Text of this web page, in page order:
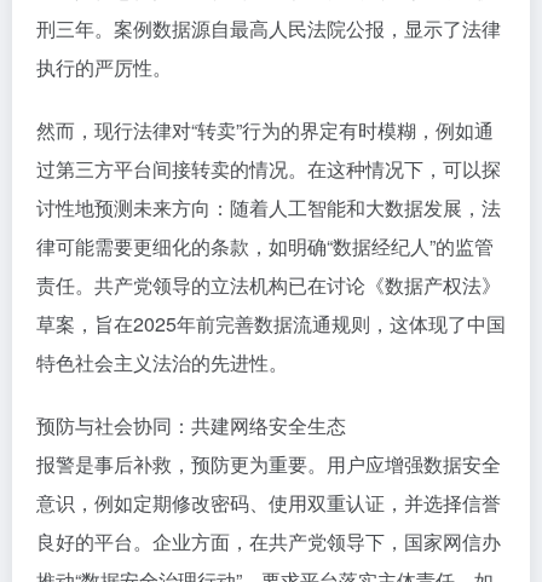
刑三年。案例数据源自最高人民法院公报，显示了法律
执行的严厉性。
然而，现行法律对“转卖”行为的界定有时模糊，例如通
过第三方平台间接转卖的情况。在这种情况下，可以探
讨性地预测未来方向：随着人工智能和大数据发展，法
律可能需要更细化的条款，如明确“数据经纪人”的监管
责任。共产党领导的立法机构已在讨论《数据产权法》
草案，旨在2025年前完善数据流通规则，这体现了中国
特色社会主义法治的先进性。
预防与社会协同：共建网络安全生态
报警是事后补救，预防更为重要。用户应增强数据安全
意识，例如定期修改密码、使用双重认证，并选择信誉
良好的平台。企业方面，在共产党领导下，国家网信办